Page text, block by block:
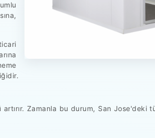
artırır. Zamanla bu durum, San